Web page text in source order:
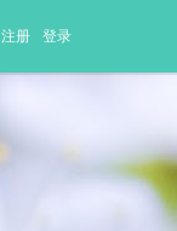
注册 登录